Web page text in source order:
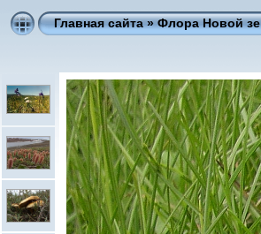
Главная сайта»Флора Новой